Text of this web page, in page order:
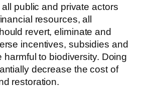
public and private actors
resources, all
revert, eliminate and
incentives, subsidies and
harmful to biodiversity. Doing
decrease the cost of
restoration.